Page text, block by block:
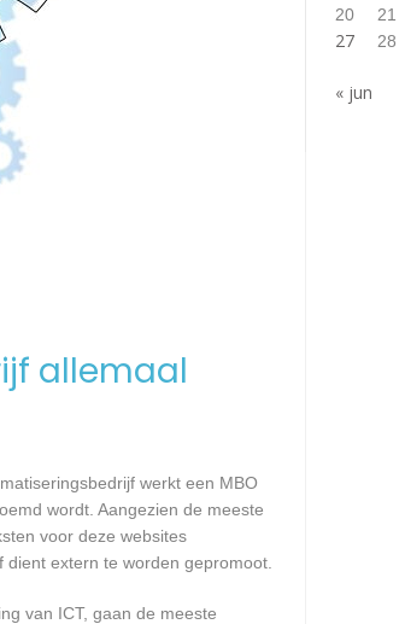
allemaal
werkt een MBO
wordt. Aangezien de meeste
voor deze websites
extern te worden gepromoot.
van ICT, gaan de meeste
20
21
27
28
« jun